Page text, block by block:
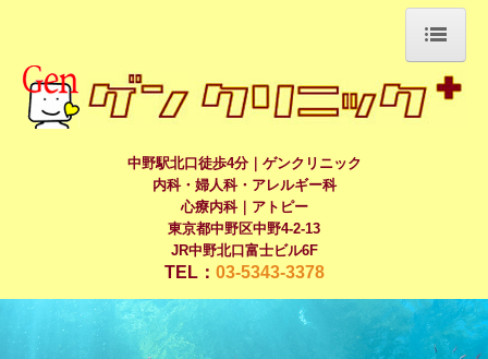
ホーム
診療案内
ワンポイントアドバイス
中野駅北口徒歩4分｜ゲンクリニック
内科・婦人科・アレルギー科
心療内科｜アトピー
東京都中野区中野4-2-13
JR中野北口富士ビル6F
TEL： 03-5343-3378